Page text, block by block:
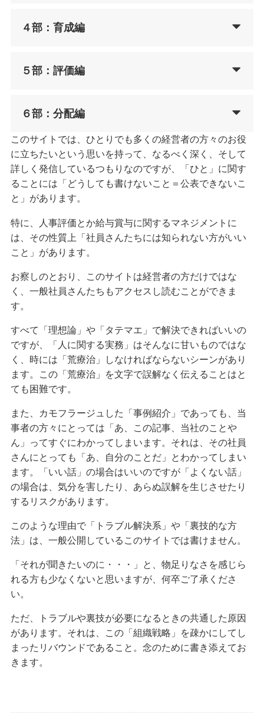
４部：育成編
５部：評価編
６部：分配編
このサイトでは、ひとりでも多くの経営者の方々のお役
に立ちたいという思いを持って、なるべく深く、そして
詳しく発信しているつもりなのですが、「ひと」に関す
ることには「どうしても書けないこと＝公表できないこ
と」があります。
特に、人事評価とか給与賞与に関するマネジメントに
は、その性質上「社員さんたちには知られない方がいい
こと」があります。
お察しのとおり、このサイトは経営者の方だけではな
く、一般社員さんたちもアクセスし読むことができま
す。
すべて「理想論」や「タテマエ」で解決できればいいの
ですが、「人に関する実務」はそんなに甘いものではな
く、時には「荒療治」しなければならないシーンがあり
ます。この「荒療治」を文字で誤解なく伝えることはと
ても困難です。
また、カモフラージュした「事例紹介」であっても、当
事者の方々にとっては「あ、この記事、当社のことや
ん」ってすぐにわかってしまいます。それは、その社員
さんにとっても「あ、自分のことだ」とわかってしまい
ます。「いい話」の場合はいいのですが「よくない話」
の場合は、気分を害したり、あらぬ誤解を生じさせたり
するリスクがあります。
このような理由で「トラブル解決系」や「裏技的な方
法」は、一般公開しているこのサイトでは書けません。
「それが聞きたいのに・・・」と、物足りなさを感じら
れる方も少なくないと思いますが、何卒ご了承くださ
い。
ただ、トラブルや裏技が必要になるときの共通した原因
があります。それは、この「組織戦略」を疎かにしてし
まったリバウンドであること。念のために書き添えてお
きます。